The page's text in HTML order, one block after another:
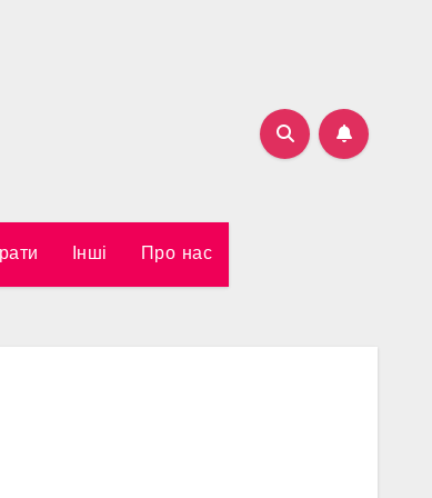
Інші Про нас